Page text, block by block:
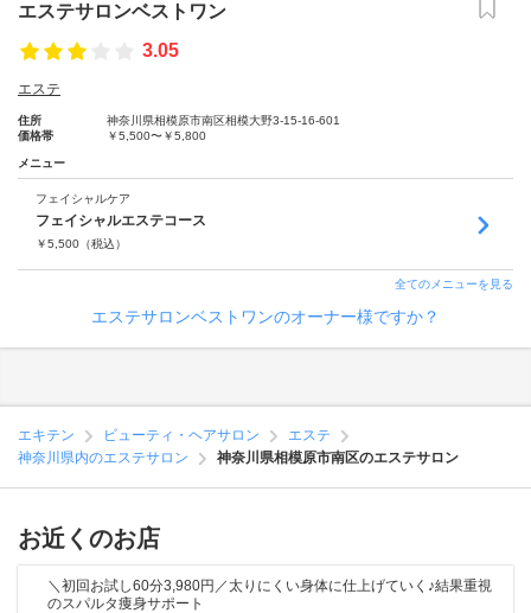
エステサロンベストワン
3.05
エステ
住所
神奈川県相模原市南区相模大野3-15-16-601
価格帯
￥5,500〜￥5,800
メニュー
フェイシャルケア
フェイシャルエステコース
￥5,500 （税込）
全てのメニューを見る
エステサロンベストワンのオーナー様ですか？
エキテン ビューティ・ヘアサロン
エステ
神奈川県内のエステサロン
神奈川県相模原市南区のエステサロン
お近くのお店
＼初回お試し60分3,980円／太りにくい身体に仕上げていく♪結果重視
のスパルタ痩身サポート